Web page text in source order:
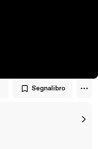
Segnalibro